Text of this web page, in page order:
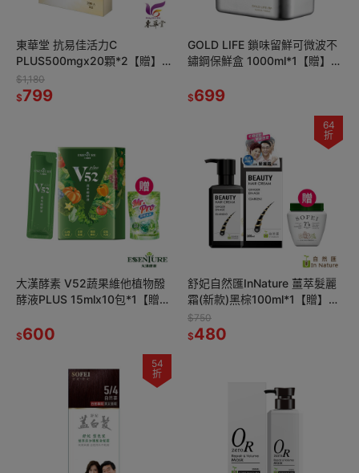
東華堂 抗易佳活力C
PLUS500mgx20顆*2【贈】
KHDr.日舒萃然B 膠囊
430mgx30粒*1
$1,180
$799
GOLD LIFE 鎖味留鮮可微波不
鏽鋼保鮮盒 1000ml*1【贈】闔
900ml綠色*1
$699
大漢酵素 V52蔬果維他植物醱
酵液PLUS 15mlx10包*1【贈】
凝膠球*1
$600
64
折
舒妃自然匯InNature 薑萃髮麗
霜(新款)黑棕100ml*1【贈】
SOFEI舒妃 7玻水潤護髮霜
800ml*1
$750
$480
54
折